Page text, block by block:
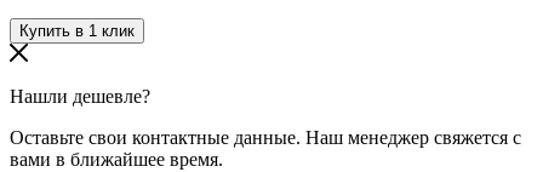
Нашли дешевле?
Оставьте свои контактные данные. Наш менеджер свяжется с
вами в ближайшее время.